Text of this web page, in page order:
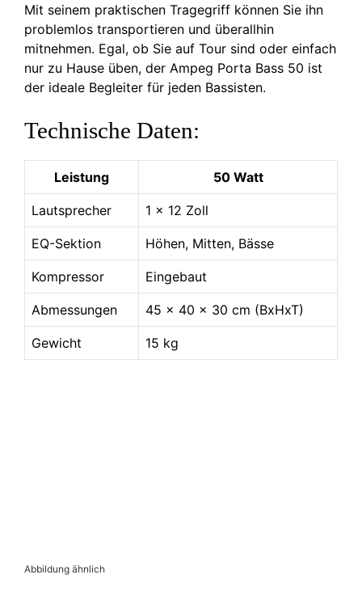
Mit seinem praktischen Tragegriff können Sie ihn
problemlos transportieren und überallhin
mitnehmen. Egal, ob Sie auf Tour sind oder einfach
nur zu Hause üben, der Ampeg Porta Bass 50 ist
der ideale Begleiter für jeden Bassisten.
Technische Daten:
Leistung 50 Watt
Lautsprecher 1 x 12 Zoll
EQ-Sektion Höhen, Mitten, Bässe
Kompressor Eingebaut
Abmessungen 45 x 40 x 30 cm (BxHxT)
Gewicht 15 kg
Abbildung ähnlich